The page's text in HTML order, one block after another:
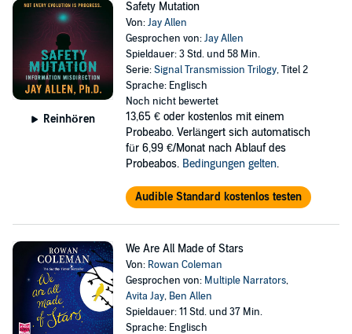
Reinhören
Safety Mutation
Von:Jay Allen
Gesprochen von:Jay Allen
Spieldauer: 3 Std. und 58 Min.
Serie:Signal Transmission Trilogy, Titel 2
Sprache: Englisch
Noch nicht bewertet
13,65 € oder kostenlos mit einem
Probeabo. Verlängert sich automatisch
für 6,99 €/Monat nach Ablauf des
Probeabos. Bedingungen gelten.
Audible Standard kostenlos testen
We Are All Made of Stars
Von: Rowan Coleman
Gesprochen von: Multiple Narrators,
Avita Jay, Ben Allen
Spieldauer: 11 Std. und 37 Min.
Sprache: Englisch